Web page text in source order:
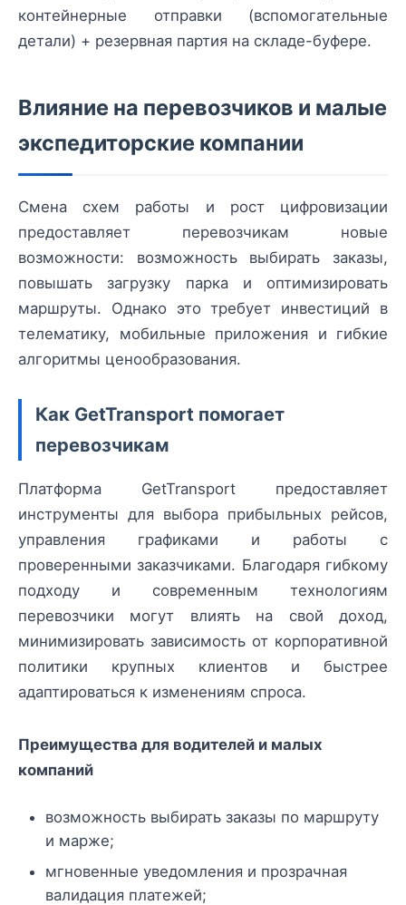
контейнерные отправки (вспомогательные
детали) + резервная партия на складе-буфере.
Влияние на перевозчиков и малые
экспедиторские компании
Смена схем работы и рост цифровизации
предоставляет перевозчикам новые
возможности: возможность выбирать заказы,
повышать загрузку парка и оптимизировать
маршруты. Однако это требует инвестиций в
телематику, мобильные приложения и гибкие
алгоритмы ценообразования.
Как GetTransport помогает
перевозчикам
Платформа GetTransport предоставляет
инструменты для выбора прибыльных рейсов,
управления графиками и работы с
проверенными заказчиками. Благодаря гибкому
подходу и современным технологиям
перевозчики могут влиять на свой доход,
минимизировать зависимость от корпоративной
политики крупных клиентов и быстрее
адаптироваться к изменениям спроса.
Преимущества для водителей и малых
компаний
возможность выбирать заказы по маршруту
и марже;
мгновенные уведомления и прозрачная
валидация платежей;